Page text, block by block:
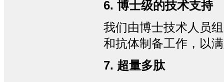
6. 博士级的技术支持
我们由博士技术人员
和抗体制备工作，以
7. 超量多肽